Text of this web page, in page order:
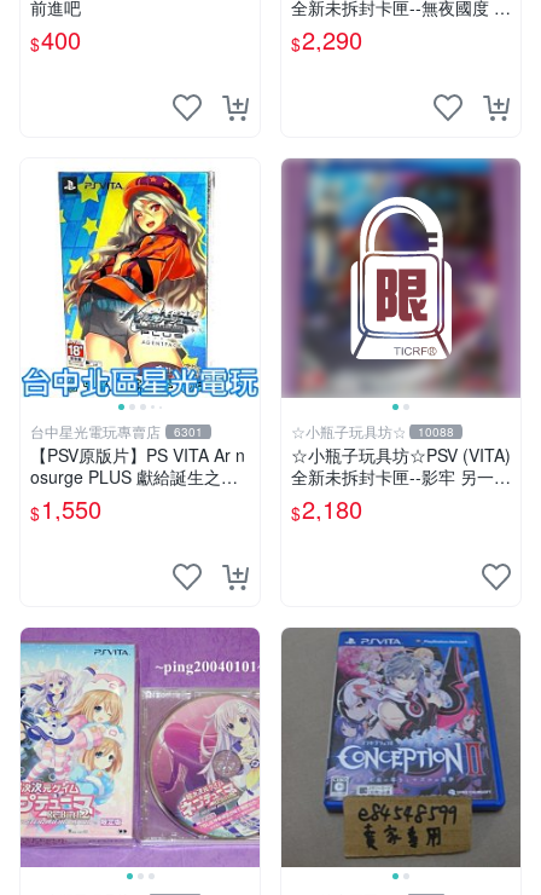
前進吧
$400
全新未拆封卡匣--無夜國度 珍
藏盒版 / 限定版 (日版)
$2,290
台中星光電玩專賣店 6301
【PSV原版片】PS VITA Ar n
osurge PLUS 獻給誕生之星
的祈禱詩 日文限定版 全新品
【台中星光】
$1,550
☆小瓶子玩具坊☆ 10088
☆小瓶子玩具坊☆PSV (VITA)
全新未拆封卡匣--影牢 另一名
公主 珍藏盒版 (日版)
$2,180